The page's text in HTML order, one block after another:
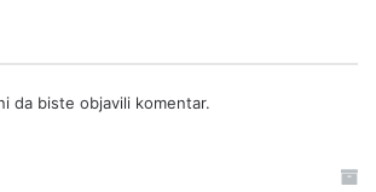
da biste objavili komentar.